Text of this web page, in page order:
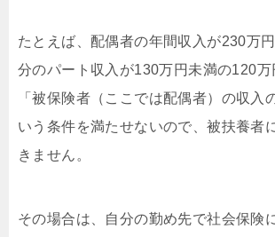
たとえば、配偶者の年間収入が230万
分のパート収入が130万円未満の120万
「被保険者（ここでは配偶者）の収入
いう条件を満たせないので、被扶養者
きません。
その場合は、自分の勤め先で社会保険